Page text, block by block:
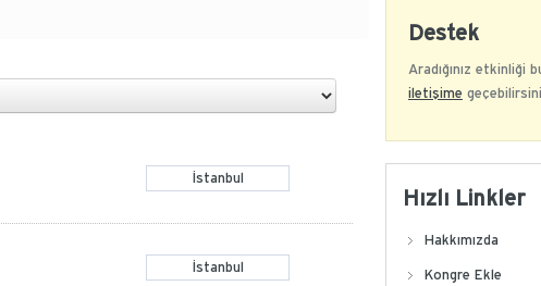
İstanbul
İstanbul
Destek
Aradığınız etkinliği
iletişime
Hızlı Linkler
Hakkımızda
Kongre Ekle